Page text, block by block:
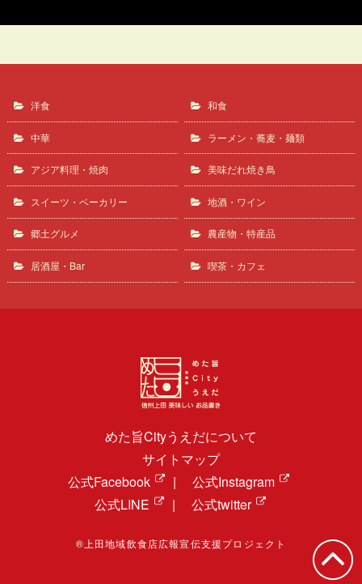
洋食 和食
中華 ラーメン・蕎麦・麺類
アジア料理・焼肉 美味だれ焼き鳥
スイーツ・ベーカリー 地酒・ワイン
郷土グルメ 農産物・特産品
居酒屋・Bar 喫茶・カフェ
めた旨Cityうえだについて
サイトマップ
公式Facebook
| 公式Instagram
公式LINE
| 公式twitter
®上田地域飲食店広報宣伝支援プロジェクト